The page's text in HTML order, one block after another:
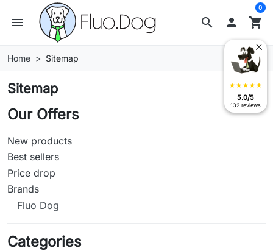
search
menu  shopping_cart
0
Home Sitemap
Sitemap
Our Offers
New products
Best sellers
Price drop
Brands
Fluo Dog
Categories
star star star star star
5.0/5
132 reviews